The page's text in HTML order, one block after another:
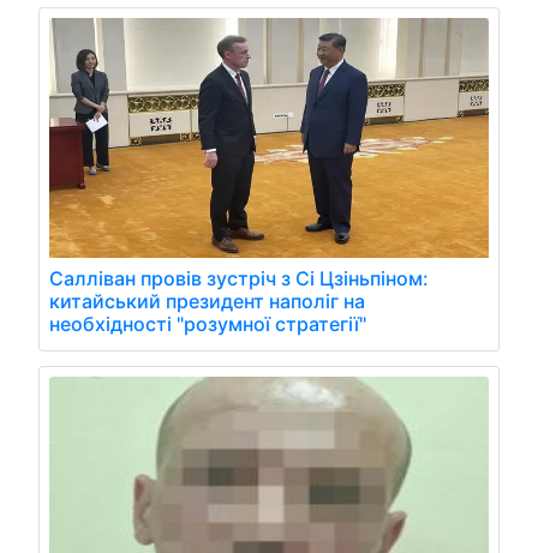
Салліван провів зустріч з Сі Цзіньпіном:
китайський президент наполіг на
необхідності "розумної стратегії"